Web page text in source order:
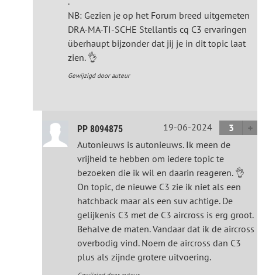
NB: Gezien je op het Forum breed uitgemeten
DRA-MA-TI-SCHE Stellantis cq C3 ervaringen
überhaupt bijzonder dat jij je in dit topic laat
zien. 👌
Gewijzigd door auteur
PP 8094875 19-06-2024
3
Autonieuws is autonieuws. Ik meen de
vrijheid te hebben om iedere topic te
bezoeken die ik wil en daarin reageren. 👌
On topic, de nieuwe C3 zie ik niet als een
hatchback maar als een suv achtige. De
gelijkenis C3 met de C3 aircross is erg groot.
Behalve de maten. Vandaar dat ik de aircross
overbodig vind. Noem de aircross dan C3
plus als zijnde grotere uitvoering.